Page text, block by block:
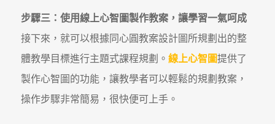
步驟三：使用線上心智圖製作教案，讓學習一氣呵成
接下來，就可以根據同心圓教案設計圖所規劃出的整
體教學目標進行主題式課程規劃。 線上心智圖提供了
製作心智圖的功能，讓教學者可以輕鬆的規劃教案，
操作步驟非常簡易，很快便可上手。